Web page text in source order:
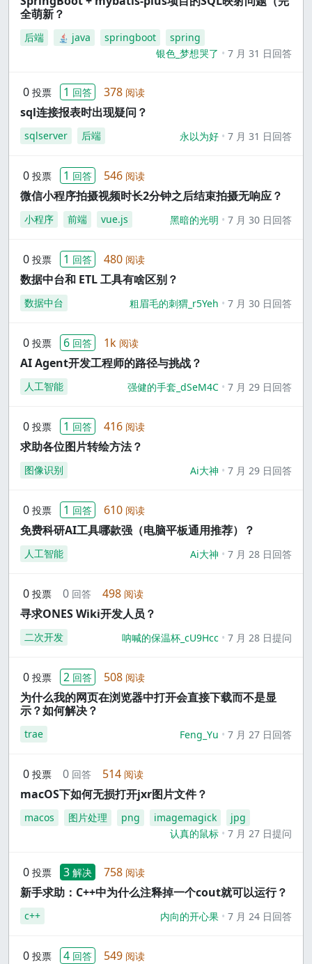
全萌新？
后端 java springboot
spring
银色_梦想哭了
7 月 31 日回答
0 投票 1 回答 378 阅读
sql连接报表时出现疑问？
sqlserver 后端 永以为好 7 月 31 日回答
0 投票 1 回答 546 阅读
微信小程序拍摄视频时长2分钟之后结束拍摄无响应？
小程序 前端 vue.js 黑暗的光明 7 月 30 日回答
0 投票 1 回答 480 阅读
数据中台和 ETL 工具有啥区别？
数据中台 粗眉毛的刺猬_r5Yeh 7 月 30 日回答
0 投票 6 回答 1k 阅读
AI Agent开发工程师的路径与挑战？
人工智能 强健的手套_dSeM4C 7 月 29 日回答
0 投票 1 回答 416 阅读
求助各位图片转绘方法？
图像识别 Ai大神 7 月 29 日回答
0 投票 1 回答 610 阅读
免费科研AI工具哪款强（电脑平板通用推荐）？
人工智能 Ai大神 7 月 28 日回答
0 投票 0 回答 498 阅读
寻求ONES Wiki开发人员？
二次开发 呐喊的保温杯_cU9Hcc 7 月 28 日提问
0 投票 2 回答 508 阅读
为什么我的网页在浏览器中打开会直接下载而不是显
示？如何解决？
trae Feng_Yu 7 月 27 日回答
0 投票 0 回答 514 阅读
macOS下如何无损打开jxr图片文件？
macos 图片处理 png imagemagick
jpg
认真的鼠标
7 月 27 日提问
0 投票 3 解决 758 阅读
新手求助：C++中为什么注释掉一个cout就可以运行？
c++ 内向的开心果 7 月 24 日回答
0 投票 4 回答 549 阅读